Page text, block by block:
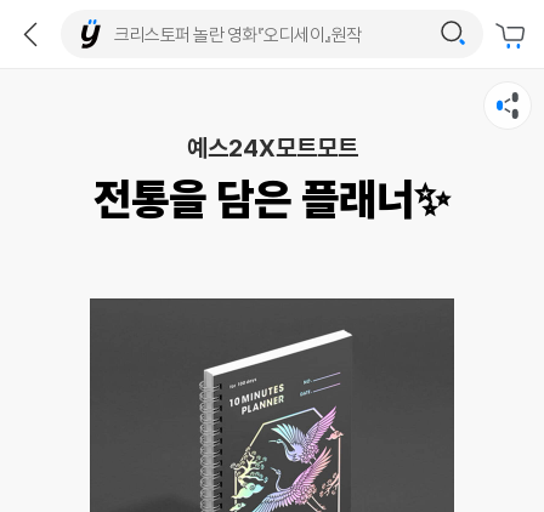
예스24X모트모트
전통을 담은 플래너✨